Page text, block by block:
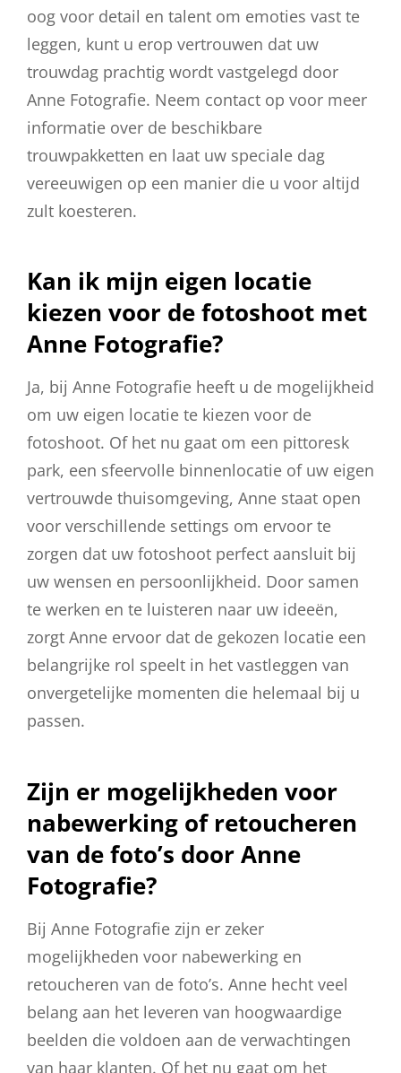
oog voor detail en talent om emoties vast te
leggen, kunt u erop vertrouwen dat uw
trouwdag prachtig wordt vastgelegd door
Anne Fotografie. Neem contact op voor meer
informatie over de beschikbare
trouwpakketten en laat uw speciale dag
vereeuwigen op een manier die u voor altijd
zult koesteren.
Kan ik mijn eigen locatie
kiezen voor de fotoshoot met
Anne Fotografie?
Ja, bij Anne Fotografie heeft u de mogelijkheid
om uw eigen locatie te kiezen voor de
fotoshoot. Of het nu gaat om een pittoresk
park, een sfeervolle binnenlocatie of uw eigen
vertrouwde thuisomgeving, Anne staat open
voor verschillende settings om ervoor te
zorgen dat uw fotoshoot perfect aansluit bij
uw wensen en persoonlijkheid. Door samen
te werken en te luisteren naar uw ideeën,
zorgt Anne ervoor dat de gekozen locatie een
belangrijke rol speelt in het vastleggen van
onvergetelijke momenten die helemaal bij u
passen.
Zijn er mogelijkheden voor
nabewerking of retoucheren
van de foto’s door Anne
Fotografie?
Bij Anne Fotografie zijn er zeker
mogelijkheden voor nabewerking en
retoucheren van de foto’s. Anne hecht veel
belang aan het leveren van hoogwaardige
beelden die voldoen aan de verwachtingen
van haar klanten. Of het nu gaat om het